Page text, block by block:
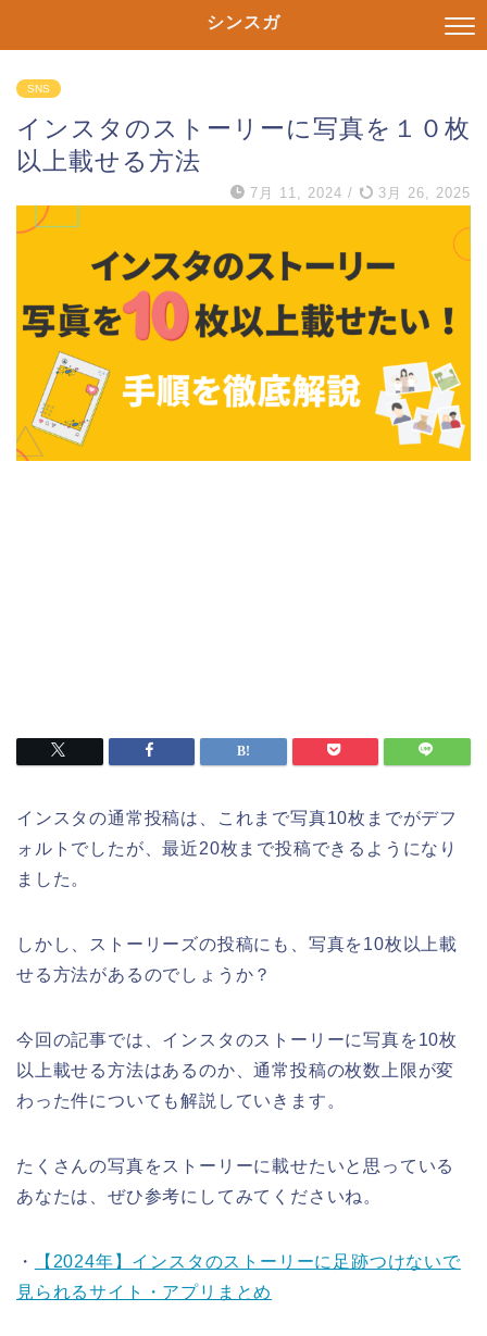
シンスガ
SNS
インスタのストーリーに写真を１０枚
以上載せる方法
7月 11, 2024 / 3月 26, 2025
インスタの通常投稿は、これまで写真10枚までがデフ
ォルトでしたが、最近20枚まで投稿できるようになり
ました。
しかし、ストーリーズの投稿にも、写真を10枚以上載
せる方法があるのでしょうか？
今回の記事では、インスタのストーリーに写真を10枚
以上載せる方法はあるのか、通常投稿の枚数上限が変
わった件についても解説していきます。
たくさんの写真をストーリーに載せたいと思っている
あなたは、ぜひ参考にしてみてくださいね。
・
【2024年】インスタのストーリーに足跡つけないで
見られるサイト・アプリまとめ